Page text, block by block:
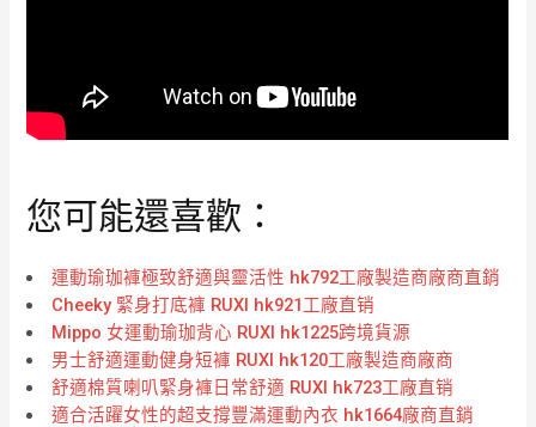
您可能還喜歡：
運動瑜珈褲極致舒適與靈活性 hk792工廠製造商廠商直銷
Cheeky 緊身打底褲 RUXI hk921工廠直销
Mippo 女運動瑜珈背心 RUXI hk1225跨境貨源
男士舒適運動健身短褲 RUXI hk120工廠製造商廠商
舒適棉質喇叭緊身褲日常舒適 RUXI hk723工廠直销
適合活躍女性的超支撐豐滿運動內衣 hk1664廠商直銷